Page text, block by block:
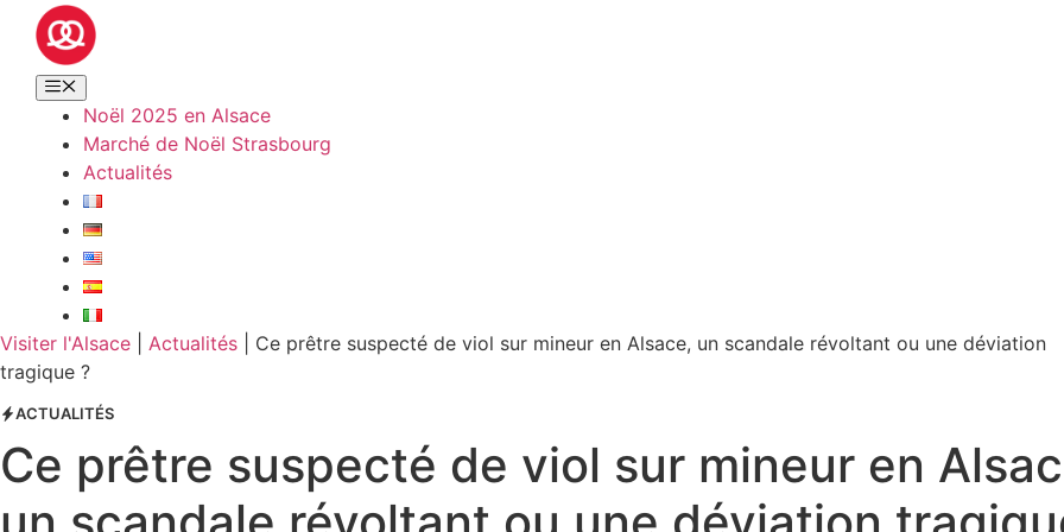
Noël 2025 en Alsace
Marché de Noël Strasbourg
Actualités
Visiter l'Alsace Actualités
Ce prêtre suspecté de viol sur mineur en Alsace, un scandale révoltant ou une déviation
tragique ?
ACTUALITÉS
Ce prêtre suspecté de viol sur mineur en